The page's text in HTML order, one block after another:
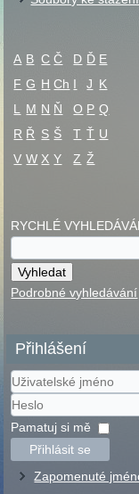
A B C Č D Ď E
F G H Ch I J K
L
M N Ň O P Q
R Ř S Š T Ť U
V W X Y Z Ž
RYCHLÉ
Podrobné vyhledávání
Přihlášení
Uživatelské
jméno
Heslo
Pamatuj si mě
Přihlásit se
Zapomenuté